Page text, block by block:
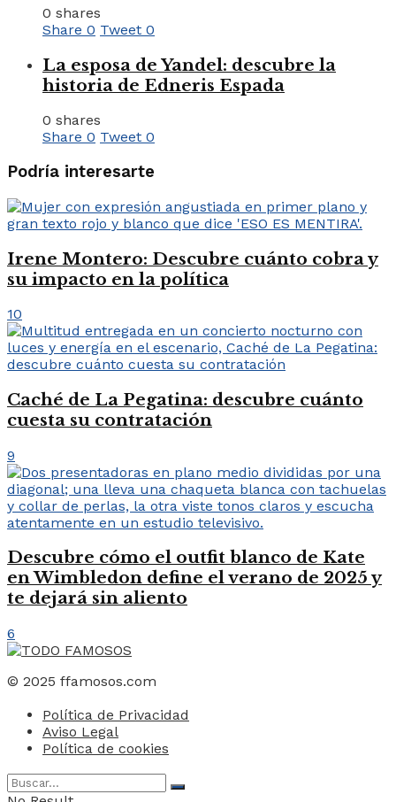
0 shares
Share 0 Tweet 0
La esposa de Yandel: descubre la
historia de Edneris Espada
0 shares
Share 0 Tweet 0
Podría interesarte
Irene Montero: Descubre cuánto cobra y
su impacto en la política
10
Caché de La Pegatina: descubre cuánto
cuesta su contratación
9
Descubre cómo el outfit blanco de Kate
en Wimbledon define el verano de 2025 y
te dejará sin aliento
6
© 2025 ffamosos.com
Política de Privacidad
Aviso Legal
Política de cookies